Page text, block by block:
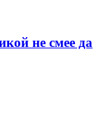
не смее да